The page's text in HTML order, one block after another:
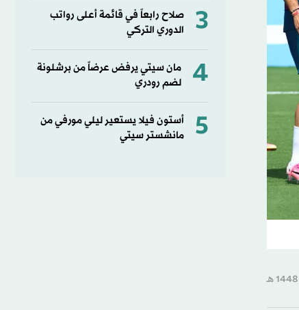
3
صلاح رابعاً في قائمة أعلى رواتب
الدوري التركي
4
مان سيتي يرفض عرضاً من برشلونة
لضم رودري
5
أستون فيلا يستعير ليلي مورفي من
مانشستر سيتي